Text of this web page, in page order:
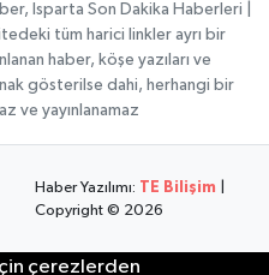
Isparta Son Dakika Haberleri |
tüm harici linkler ayrı bir
haber, köşe yazıları ve
gösterilse dahi, herhangi bir
ve yayınlanamaz
Haber Yazılımı: TE Bilişim
Copyright © 2026
çerezlerden